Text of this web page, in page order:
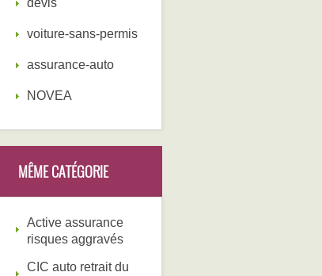
devis
voiture-sans-permis
assurance-auto
NOVEA
MÊME CATÉGORIE
Active assurance
risques aggravés
CIC auto retrait du